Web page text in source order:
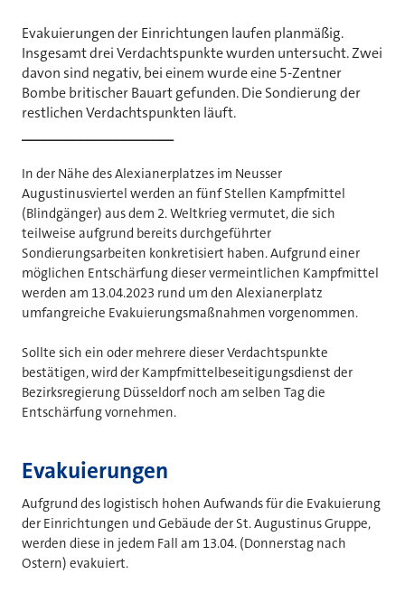
Evakuierungen der Einrichtungen laufen planmäßig.
Insgesamt drei Verdachtspunkte wurden untersucht. Zwei
davon sind negativ, bei einem wurde eine 5-Zentner
Bombe britischer Bauart gefunden. Die Sondierung der
restlichen Verdachtspunkten läuft.
In der Nähe des Alexianerplatzes im Neusser
Augustinusviertel werden an fünf Stellen Kampfmittel
(Blindgänger) aus dem 2. Weltkrieg vermutet, die sich
teilweise aufgrund bereits durchgeführter
Sondierungsarbeiten konkretisiert haben. Aufgrund einer
möglichen Entschärfung dieser vermeintlichen Kampfmittel
werden am 13.04.2023 rund um den Alexianerplatz
umfangreiche Evakuierungsmaßnahmen vorgenommen.
Sollte sich ein oder mehrere dieser Verdachtspunkte
bestätigen, wird der Kampfmittelbeseitigungsdienst der
Bezirksregierung Düsseldorf noch am selben Tag die
Entschärfung vornehmen.
Evakuierungen
Aufgrund des logistisch hohen Aufwands für die Evakuierung
der Einrichtungen und Gebäude der St. Augustinus Gruppe,
werden diese in jedem Fall am 13.04. (Donnerstag nach
Ostern) evakuiert.